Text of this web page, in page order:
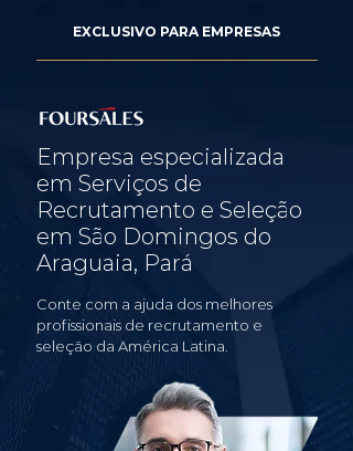
EXCLUSIVO PARA EMPRESAS
Empresa especializada
em Serviços de
Recrutamento e Seleção
em São Domingos do
Araguaia, Pará
Conte com a ajuda dos melhores
profissionais de recrutamento e
seleção da América Latina.